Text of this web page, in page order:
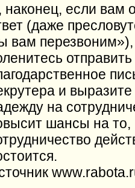
наконец, если вам
(даже
вам
отправить
и
на
шансы на то,